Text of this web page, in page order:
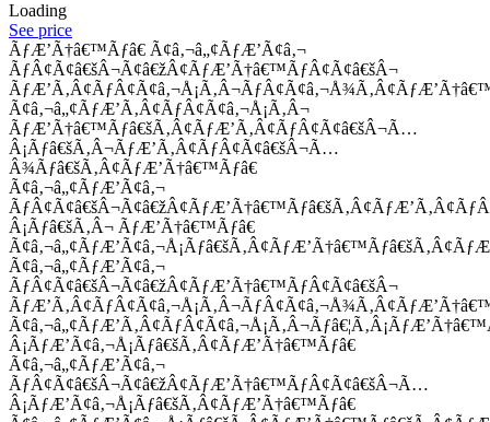
Loading
See price
ÃƒÆ’Ã†â€™Ãƒâ€ Ã¢â‚¬â„¢ÃƒÆ’Ã¢â‚¬
ÃƒÂ¢Ã¢â€šÂ¬Ã¢â€žÂ¢ÃƒÆ’Ã†â€™ÃƒÂ¢Ã¢â€šÂ¬
Ã¢â‚¬â„¢ÃƒÆ’Ã‚Â¢ÃƒÂ¢Ã¢â‚¬Å¡Ã‚Â¬
ÃƒÆ’Ã†â€™Ãƒâ€šÃ‚Â¢ÃƒÆ’Ã‚Â¢ÃƒÂ¢Ã¢â€šÂ¬Ã…
Â¡Ãƒâ€šÃ‚Â¬ÃƒÆ’Ã‚Â¢ÃƒÂ¢Ã¢â€šÂ¬Ã…
Â¾Ãƒâ€šÃ‚Â¢ÃƒÆ’Ã†â€™Ãƒâ€
Ã¢â‚¬â„¢ÃƒÆ’Ã¢â‚¬
Â¡Ãƒâ€šÃ‚Â¬ ÃƒÆ’Ã†â€™Ãƒâ€
Ã¢â‚¬â„¢ÃƒÆ’Ã¢â‚¬
ÃƒÂ¢Ã¢â€šÂ¬Ã¢â€žÂ¢ÃƒÆ’Ã†â€™ÃƒÂ¢Ã¢â€šÂ¬
Â¡ÃƒÆ’Ã¢â‚¬Å¡Ãƒâ€šÃ‚Â¢ÃƒÆ’Ã†â€™Ãƒâ€
Ã¢â‚¬â„¢ÃƒÆ’Ã¢â‚¬
ÃƒÂ¢Ã¢â€šÂ¬Ã¢â€žÂ¢ÃƒÆ’Ã†â€™ÃƒÂ¢Ã¢â€šÂ¬Ã…
Â¡ÃƒÆ’Ã¢â‚¬Å¡Ãƒâ€šÃ‚Â¢ÃƒÆ’Ã†â€™Ãƒâ€